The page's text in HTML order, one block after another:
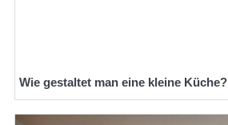
Wie gestaltet man eine kleine Küche?